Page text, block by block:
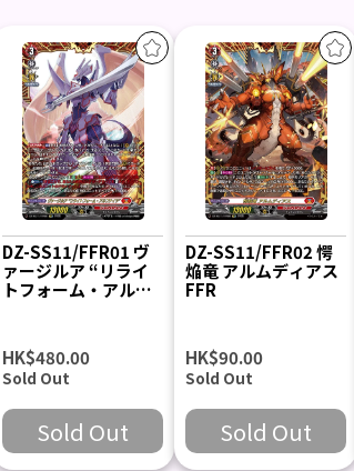
DZ-SS11/FFR01 ヴ
ァージルア “リライ
トフォーム・アルフ
HK$480.00
Sold Out
Sold Out
DZ-SS11/FFR02 愕
焔竜 アルムディアス
FFR
HK$90.00
Sold Out
Sold Out